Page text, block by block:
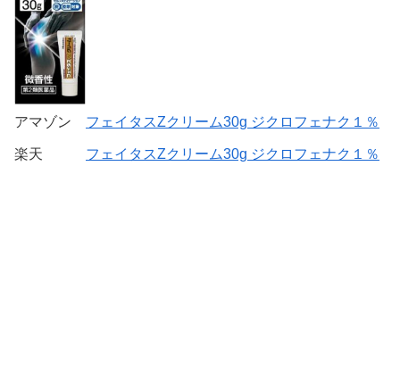
アマゾン フェイタスZクリーム30g ジクロフェナク１％
楽天 フェイタスZクリーム30g ジクロフェナク１％